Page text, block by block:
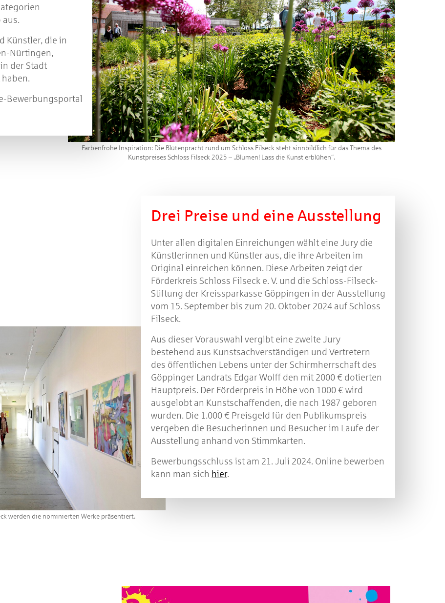
aus.
Künstler, die in
Nürtingen,
der Stadt
Bewerbungsportal
Farbenfrohe Inspiration: Die Blütenpracht rund um Schloss Filseck steht sinnbildlich für das Thema des
Kunstpreises Schloss Filseck 2025 – „Blumen! Lass die Kunst erblühen“.
werden die nominierten Werke präsentiert.
Drei Preise und eine Ausstellung
Unter allen digitalen Einreichungen wählt eine Jury die
Künstlerinnen und Künstler aus, die ihre Arbeiten im
Original einreichen können. Diese Arbeiten zeigt der
Förderkreis Schloss Filseck e. V. und die Schloss-Filseck-
Stiftung der Kreissparkasse Göppingen in der Ausstellung
vom 15. September bis zum 20. Oktober 2024 auf Schloss
Filseck.
Aus dieser Vorauswahl vergibt eine zweite Jury
bestehend aus Kunstsachverständigen und Vertretern
des öffentlichen Lebens unter der Schirmherrschaft des
Göppinger Landrats Edgar Wolff den mit 2000 € dotierten
Hauptpreis. Der Förderpreis in Höhe von 1000 € wird
ausgelobt an Kunstschaffenden, die nach 1987 geboren
wurden. Die 1.000 € Preisgeld für den Publikumspreis
vergeben die Besucherinnen und Besucher im Laufe der
Ausstellung anhand von Stimmkarten.
Bewerbungsschluss ist am 21. Juli 2024. Online bewerben
kann man sich hier.